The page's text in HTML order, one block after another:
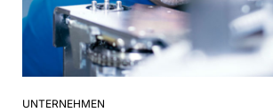
UNTERNEHMEN